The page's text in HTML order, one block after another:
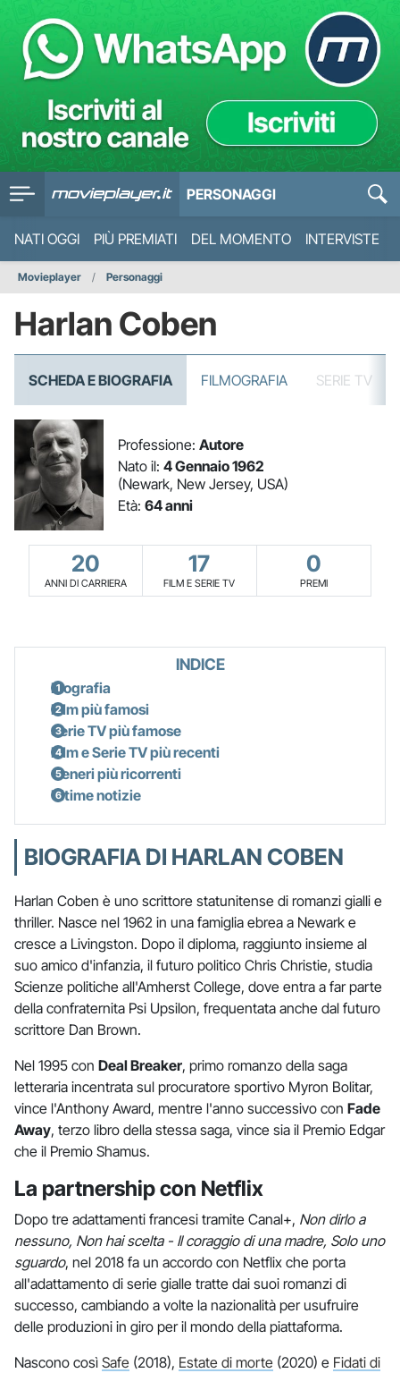
PERSONAGGI
NATI OGGI PIÙ PREMIATI DEL MOMENTO INTERVISTE
Movieplayer Personaggi
Harlan Coben
SCHEDA E BIOGRAFIA FILMOGRAFIA SERIE TV
Professione: Autore
Nato il: 4 Gennaio 1962
(Newark, New Jersey, USA)
Età: 64 anni
20
ANNI DI CARRIERA
17
FILM E SERIE TV
0
PREMI
INDICE
Biografia
Film più famosi
Serie TV più famose
Film e Serie TV più recenti
Generi più ricorrenti
Ultime notizie
BIOGRAFIA DI HARLAN COBEN
Harlan Coben è uno scrittore statunitense di romanzi gialli e
thriller. Nasce nel 1962 in una famiglia ebrea a Newark e
cresce a Livingston. Dopo il diploma, raggiunto insieme al
suo amico d'infanzia, il futuro politico Chris Christie, studia
Scienze politiche all'Amherst College, dove entra a far parte
della confraternita Psi Upsilon, frequentata anche dal futuro
scrittore Dan Brown.
Nel 1995 con Deal Breaker, primo romanzo della saga
letteraria incentrata sul procuratore sportivo Myron Bolitar,
vince l'Anthony Award, mentre l'anno successivo con Fade
Away, terzo libro della stessa saga, vince sia il Premio Edgar
che il Premio Shamus.
La partnership con Netflix
Dopo tre adattamenti francesi tramite Canal+, Non dirlo a
nessuno, Non hai scelta - Il coraggio di una madre, Solo uno
sguardo, nel 2018 fa un accordo con Netflix che porta
all'adattamento di serie gialle tratte dai suoi romanzi di
successo, cambiando a volte la nazionalità per usufruire
delle produzioni in giro per il mondo della piattaforma.
Nascono così Safe (2018), Estate di morte (2020) e Fidati di